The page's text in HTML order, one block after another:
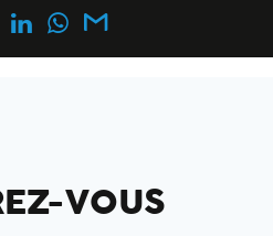
VOUS